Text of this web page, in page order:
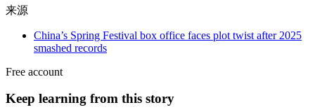
来源
China’s Spring Festival box office faces plot twist after 2025
smashed records
Free account
Keep learning from this story